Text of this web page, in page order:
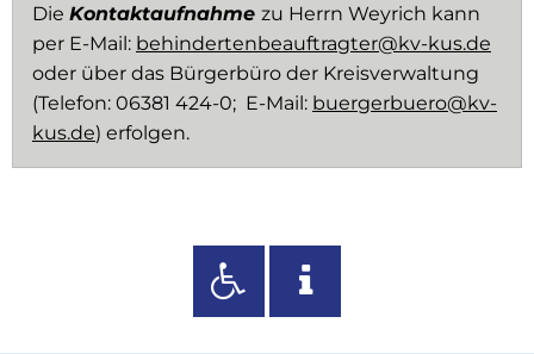
Die Kontaktaufnahme zu Herrn Weyrich kann
per E-Mail: behindertenbeauftragter@kv-kus.de
oder über das Bürgerbüro der Kreisverwaltung
(Telefon: 06381 424-0; E-Mail: buergerbuero@kv-
kus.de) erfolgen.